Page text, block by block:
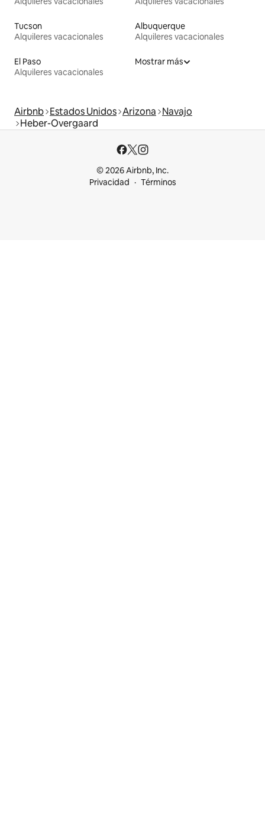
Tucson
Alquileres vacacionales
Albuquerque
Alquileres vacacionales
El Paso
Alquileres vacacionales
Mostrar más
Airbnb Estados Unidos Arizona Navajo
Heber-Overgaard
© 2026 Airbnb, Inc.
Privacidad
Términos